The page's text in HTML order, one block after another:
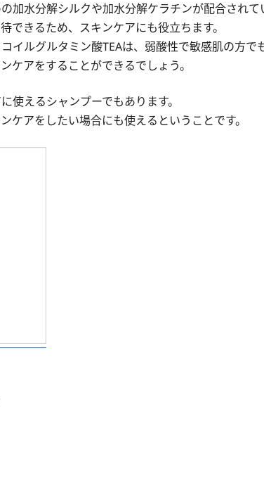
加水分解シルクや加水分解ケラチンが配合され
できるため、スキンケアにも役立ちます。
イルグルタミン酸TEAは、弱酸性で敏感肌の方で
ケアをすることができるでしょう。
使えるシャンプーでもあります。
ケアをしたい場合にも使えるということです。